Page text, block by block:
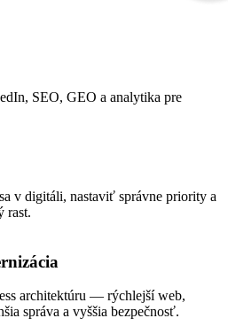
SEO, GEO a analytika pre
v digitáli, nastaviť správne priority a
rast.
architektúru — rýchlejší web,
správa a vyššia bezpečnosť.